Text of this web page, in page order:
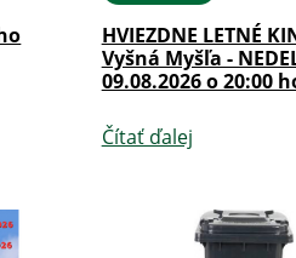
HVIEZDNE LETNÉ
Vyšná Myšľa -
09.08.2026 o 20:00
Čítať ďalej